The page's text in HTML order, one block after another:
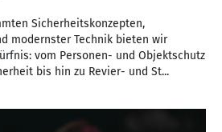
Sicherheitskonzepten,
modernster Technik bieten wir
vom Personen- und Objektschutz
bis hin zu Revier- und St...